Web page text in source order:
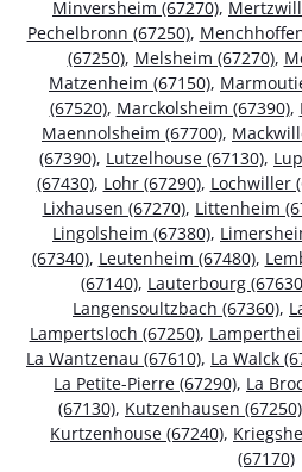
Minversheim (67270),
Pechelbronn (67250),
(67250), Melsheim (67270),
Matzenheim (67150),
(67520), Marckolsheim (67390),
Maennolsheim (67700),
(67390), Lutzelhouse (67130),
(67430), Lohr (67290), Lochwiller
Lixhausen (67270), Littenheim
Lingolsheim (67380),
(67340), Leutenheim (67480),
(67140), Lauterbourg
Langensoultzbach (67360),
Lampertsloch (67250),
La Wantzenau (67610), La Walck
La Petite-Pierre (67290), La
(67130), Kutzenhausen (67250)
Kurtzenhouse (67240),
(67170)